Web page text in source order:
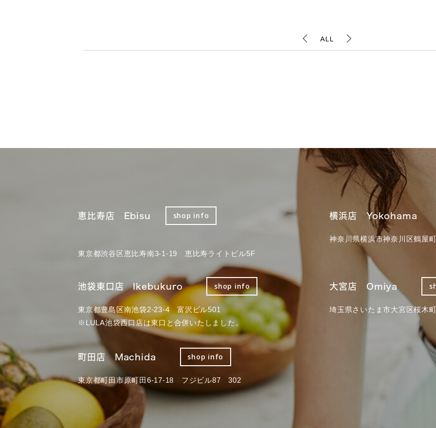
ALL
恵比寿店 Ebisu shop info
東京都渋谷区恵比寿南3-1-19 恵比寿ライトビル5F
横浜店 Yokohama
神奈川県横浜市神奈川区鶴屋
池袋東口店 Ikebukuro shop info
東京都豊島区南池袋2-23-4 富沢ビル501
※LULA池袋西口店は東口と合併いたしました。
大宮店 Omiya
埼玉県さいたま市大宮区桜木
町田店 Machida shop info
東京都町田市原町田6-17-18 フジビル87 302